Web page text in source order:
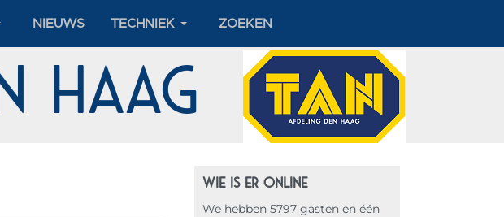
NIEUWS TECHNIEK ZOEKEN
Haag
WIE IS ER ONLINE
We hebben 5797 gasten en één